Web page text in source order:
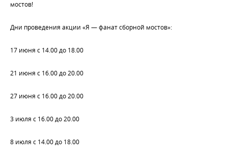
мостов!
Дни проведения акции «Я — фанат сборной мостов»:
17 июня с 14.00 до 18.00
21 июня с 16.00 до 20.00
27 июня с 16.00 до 20.00
3 июля с 16.00 до 20.00
8 июля с 14.00 до 18.00